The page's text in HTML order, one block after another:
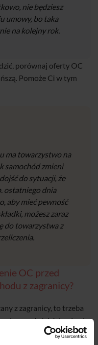
nie będziesz
umowy, bo taka
na kolejny rok.
porównaj oferty OC
Pomoże Ci w tym
ma towarzystwo na
samochód zmieni
do sytuacji, że
ostatniego dnia
aby mieć pewność
możesz zaraz
do towarzystwa z
OC przed
z zagranicy?
z zagranicy, to trzeba
właściciel pojazdu
odpowiednika